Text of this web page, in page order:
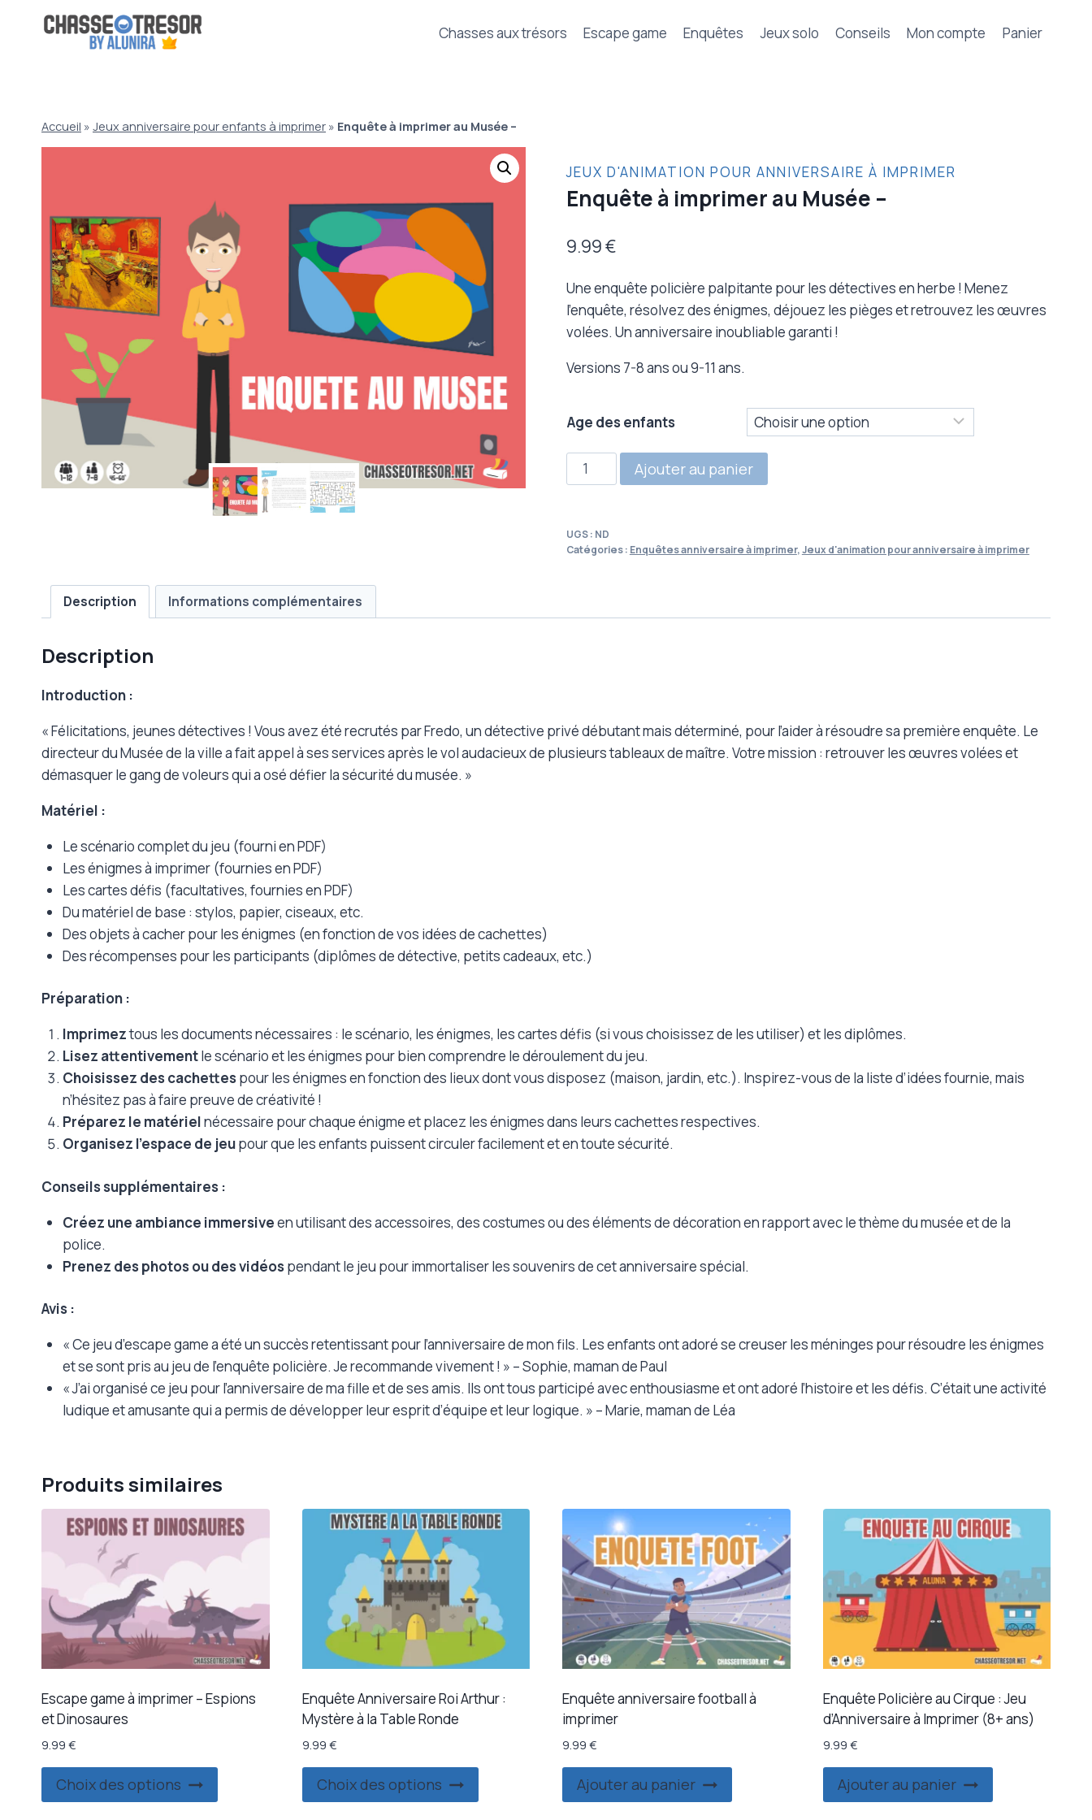
Chasses aux trésors Escape game Enquêtes Jeux solo Conseils Mon compte Panier
Accueil » Jeux anniversaire pour enfants à imprimer » Enquête à imprimer au Musée –
JEUX D'ANIMATION POUR ANNIVERSAIRE À IMPRIMER
Enquête à imprimer au Musée –
9.99€
Une enquête policière palpitante pour les détectives en herbe ! Menez
l’enquête, résolvez des énigmes, déjouez les pièges et retrouvez les œuvres
volées. Un anniversaire inoubliable garanti !
Versions 7-8 ans ou 9-11 ans.
Age des enfants
quantité
de
à
imprimer
-
Ajouter au panier
UGS : ND
Catégories : Enquêtes anniversaire à imprimer,Jeux d'animation pour anniversaire à imprimer
Description Informations complémentaires
Description
Introduction :
« Félicitations, jeunes détectives ! Vous avez été recrutés par Fredo, un détective privé débutant mais déterminé, pour l’aider à résoudre sa première enquête. Le
directeur du Musée de la ville a fait appel à ses services après le vol audacieux de plusieurs tableaux de maître. Votre mission : retrouver les œuvres volées et
démasquer le gang de voleurs qui a osé défier la sécurité du musée. »
Matériel :
Le scénario complet du jeu (fourni en PDF)
Les énigmes à imprimer (fournies en PDF)
Les cartes défis (facultatives, fournies en PDF)
Du matériel de base : stylos, papier, ciseaux, etc.
Des objets à cacher pour les énigmes (en fonction de vos idées de cachettes)
Des récompenses pour les participants (diplômes de détective, petits cadeaux, etc.)
Préparation :
Imprimeztous les documents nécessaires : le scénario, les énigmes, les cartes défis (si vous choisissez de les utiliser) et les diplômes.
Lisez attentivementle scénario et les énigmes pour bien comprendre le déroulement du jeu.
Choisissez des cachettes pour les énigmes en fonction des lieux dont vous disposez (maison, jardin, etc.). Inspirez-vous de la liste d’idées fournie, mais
n’hésitez pas à faire preuve de créativité !
Préparez le matérielnécessaire pour chaque énigme et placez les énigmes dans leurs cachettes respectives.
Organisez l’espace de jeupour que les enfants puissent circuler facilement et en toute sécurité.
Conseils supplémentaires :
Créez une ambiance immersiveen utilisant des accessoires, des costumes ou des éléments de décoration en rapport avec le thème du musée et de la
police.
Prenez des photos ou des vidéos pendant le jeu pour immortaliser les souvenirs de cet anniversaire spécial.
Avis :
« Ce jeu d’escape game a été un succès retentissant pour l’anniversaire de mon fils. Les enfants ont adoré se creuser les méninges pour résoudre les énigmes
et se sont pris au jeu de l’enquête policière. Je recommande vivement ! » – Sophie, maman de Paul
« J’ai organisé ce jeu pour l’anniversaire de ma fille et de ses amis. Ils ont tous participé avec enthousiasme et ont adoré l’histoire et les défis. C’était une activité
ludique et amusante qui a permis de développer leur esprit d’équipe et leur logique. » – Marie, maman de Léa
Produits similaires
Escape game à imprimer – Espions
et Dinosaures
9.99 €
Choix des options
produit
Enquête Anniversaire Roi Arthur :
Mystère à la Table Ronde
9.99 €
Choix des options
produit
Enquête anniversaire football à
imprimer
9.99 €
Ajouter au panier
Enquête Policière au Cirque : Jeu
d’Anniversaire à Imprimer (8+ ans)
9.99 €
Ajouter au panier